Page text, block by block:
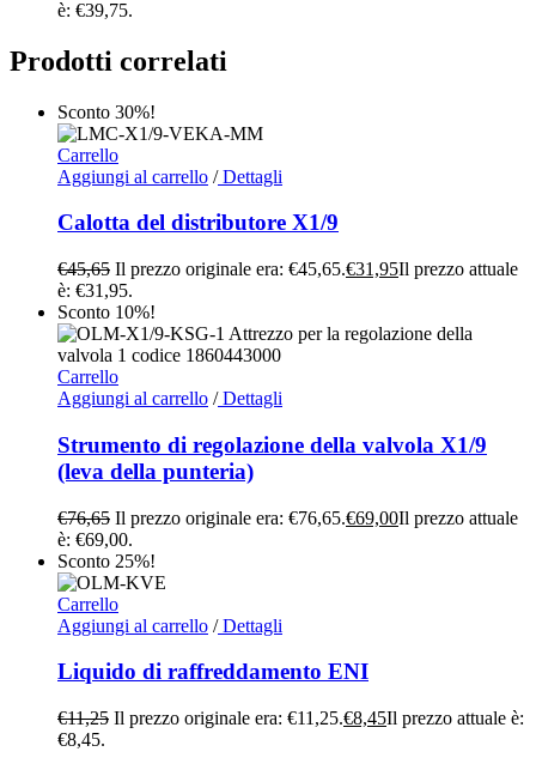
è: €39,75.
Prodotti correlati
Sconto 30%!
Carrello
Aggiungi al carrello /Dettagli
Calotta del distributore X1/9
€45,65 Il prezzo originale era: €45,65.€31,95Il prezzo attuale
è: €31,95.
Sconto 10%!
Carrello
Aggiungi al carrello /Dettagli
Strumento di regolazione della valvola X1/9
(leva della punteria)
€76,65 Il prezzo originale era: €76,65.€69,00Il prezzo attuale
è: €69,00.
Sconto 25%!
Carrello
Aggiungi al carrello /Dettagli
Liquido di raffreddamento ENI
€11,25 Il prezzo originale era: €11,25.€8,45Il prezzo attuale è:
€8,45.